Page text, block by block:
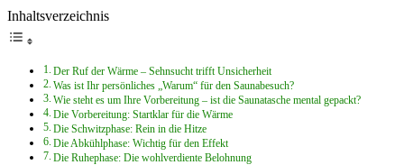
Inhaltsverzeichnis
Der Ruf der Wärme – Sehnsucht trifft Unsicherheit
Was ist Ihr persönliches „Warum“ für den Saunabesuch?
Wie steht es um Ihre Vorbereitung – ist die Saunatasche mental gepackt?
Die Vorbereitung: Startklar für die Wärme
Die Schwitzphase: Rein in die Hitze
Die Abkühlphase: Wichtig für den Effekt
Die Ruhephase: Die wohlverdiente Belohnung